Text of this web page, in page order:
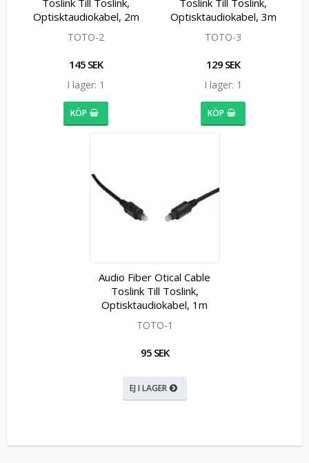
Toslink Till Toslink,
Optisktaudiokabel, 2m
TOTO-2
145 SEK
I lager: 1
KÖP
Toslink Till Toslink,
Optisktaudiokabel, 3m
TOTO-3
129 SEK
I lager: 1
KÖP
Audio Fiber Otical Cable
Toslink Till Toslink,
Optisktaudiokabel, 1m
TOTO-1
95 SEK
EJ I LAGER